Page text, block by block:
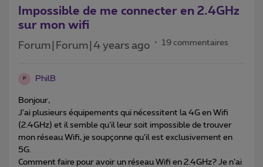
Impossible de me connecter en 2.4GHz
sur mon wifi
Forum|Forum|4 years ago 19 commentaires
P PhilB
Bonjour,
J’ai plusieurs équipements qui nécessitent la 4G en Wifi
(2.4GHz) et il semble qu’il leur soit impossible de trouver
mon réseau Wifi, je soupçonne qu’il est exclusivement en
5G.
Comment faire pour avoir un réseau Wifi en 2.4GHz? Je n’ai